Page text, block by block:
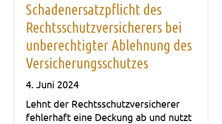
Schadenersatzpflicht des
Rechtsschutzversicherers bei
unberechtigter Ablehnung des
Versicherungsschutzes
4. Juni 2024
Lehnt der Rechts­schutz­ver­si­che­rer
feh­ler­haft eine Deckung ab und nutzt